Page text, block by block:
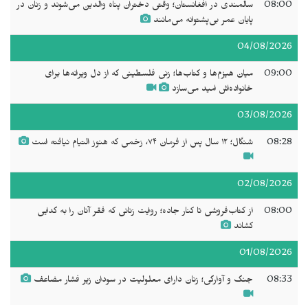
08:00
سالمندی در افغانستان؛ وقتی دختران پناه والدین می‌شوند و زنان در
پایان عمر بی‌پشتوانه می‌مانند
04/08/2026
09:00
میان هیزم‌ها و کتاب‌ها؛ زنی فلسطینی که از دل ویرانه‌ها برای
خانواده‌اش امید می‌سازد
03/08/2026
08:28 شنگال؛ ۱۲ سال پس از فرمان ۷۴، زخمی که هنوز التیام نیافته است
02/08/2026
08:00
از کتاب‌فروشی تا کنار جاده؛ روایت زنانی که فقر آنان را به گدایی
کشاند
01/08/2026
08:33 جنگ و آوارگی؛ زنان دارای معلولیت در سودان زیر فشار مضاعف